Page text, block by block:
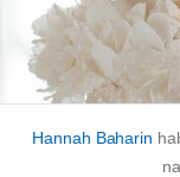
Hannah Baharin